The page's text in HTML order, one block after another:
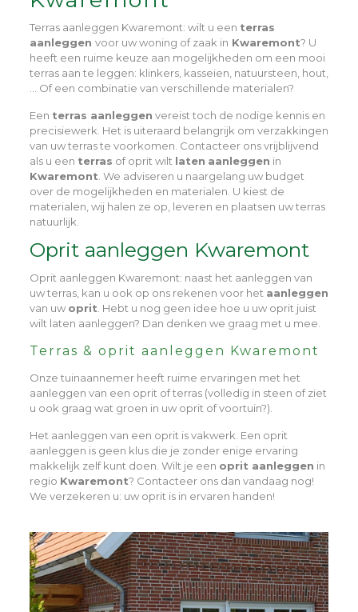
Terras aanleggen Kwaremont: wilt u een terras
aanleggen voor uw woning of zaak in Kwaremont? U
heeft een ruime keuze aan mogelijkheden om een mooi
terras aan te leggen: klinkers, kasseien, natuursteen, hout,
… Of een combinatie van verschillende materialen?
Een terras aanleggen vereist toch de nodige kennis en
precisiewerk. Het is uiteraard belangrijk om verzakkingen
van uw terras te voorkomen. Contacteer ons vrijblijvend
als u een terras of oprit wilt laten aanleggen in
Kwaremont . We adviseren u naargelang uw budget
over de mogelijkheden en materialen. U kiest de
materialen, wij halen ze op, leveren en plaatsen uw terras
natuurlijk.
Oprit aanleggen Kwaremont
Oprit aanleggen Kwaremont: naast het aanleggen van
uw terras, kan u ook op ons rekenen voor het aanleggen
van uw oprit . Hebt u nog geen idee hoe u uw oprit juist
wilt laten aanleggen? Dan denken we graag met u mee.
Terras & oprit aanleggen Kwaremont
Onze tuinaannemer heeft ruime ervaringen met het
aanleggen van een oprit of terras (volledig in steen of ziet
u ook graag wat groen in uw oprit of voortuin?).
Het aanleggen van een oprit is vakwerk. Een oprit
aanleggen is geen klus die je zonder enige ervaring
makkelijk zelf kunt doen. Wilt je een oprit aanleggen in
regio Kwaremont? Contacteer ons dan vandaag nog!
We verzekeren u: uw oprit is in ervaren handen!